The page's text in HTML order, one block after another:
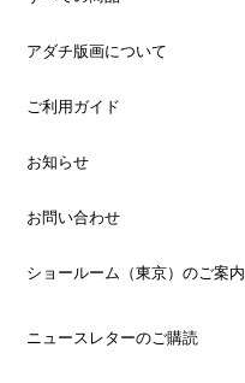
アダチ版画について
ご利用ガイド
お知らせ
お問い合わせ
ショールーム（東京）のご案内
ニュースレターのご購読